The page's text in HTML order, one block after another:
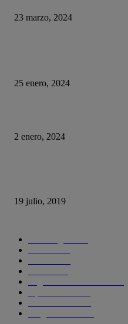
23 marzo, 2024
25 enero, 2024
2 enero, 2024
19 julio, 2019